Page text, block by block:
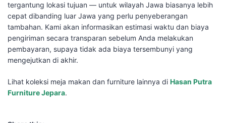
tergantung lokasi tujuan — untuk wilayah Jawa biasanya lebih
cepat dibanding luar Jawa yang perlu penyeberangan
tambahan. Kami akan informasikan estimasi waktu dan biaya
pengiriman secara transparan sebelum Anda melakukan
pembayaran, supaya tidak ada biaya tersembunyi yang
mengejutkan di akhir.
Lihat koleksi meja makan dan furniture lainnya di Hasan Putra
Furniture Jepara.